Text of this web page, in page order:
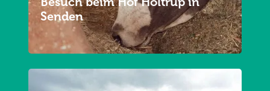
Senden